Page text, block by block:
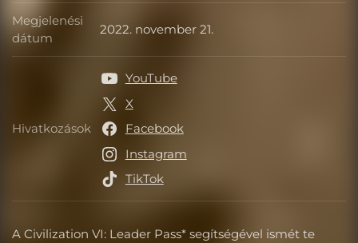
A Civilization VI: Leader Pass* segítségével ismét te
Megjelenési
dátum
Megjelenési dátum
2022. november 21.
Hivatkozások Hivatkozások
YouTube
X
Facebook
Instagram
TikTok